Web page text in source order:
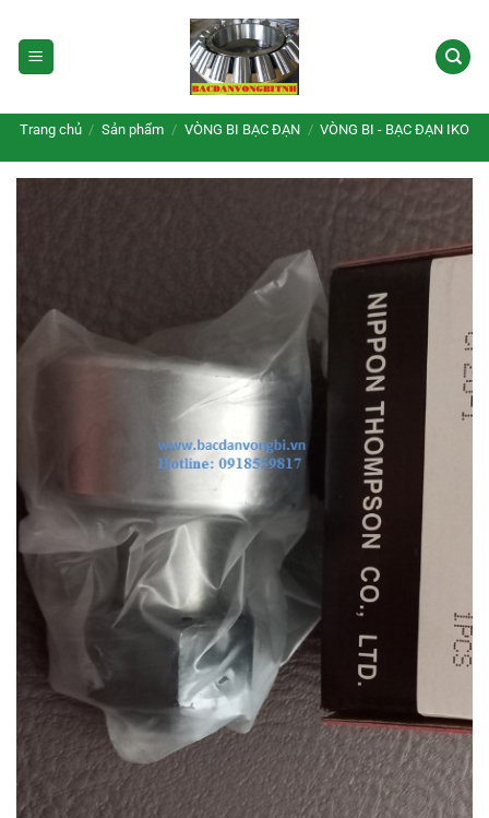
qua
nội
Trang chủ / Sản phẩm / VÒNG BI BẠC ĐẠN / VÒNG BI - BẠC ĐẠN IKO